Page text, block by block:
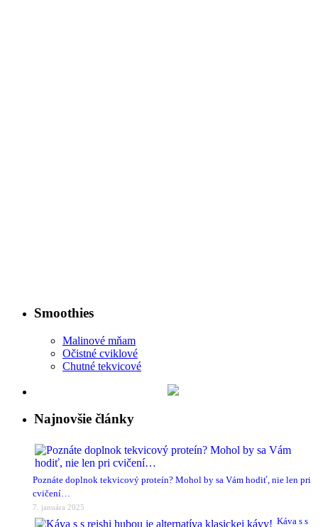
Smoothies
Malinové mňam
Očistné cviklové
Chutné tekvicové
Najnovšie články
Poznáte doplnok tekvicový proteín? Mohol by sa Vám hodiť, nie len pri
cvičení…
7. januára 2025
Káva s s